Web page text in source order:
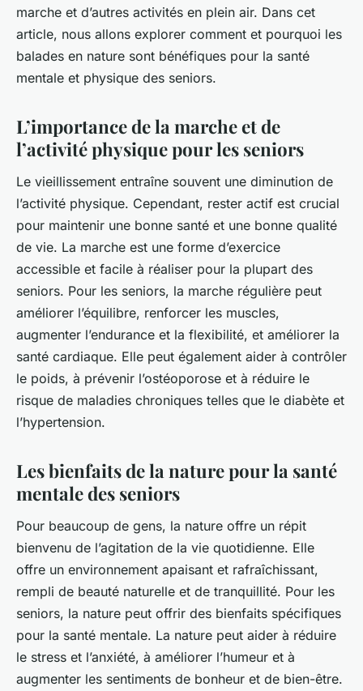
marche et d’autres activités en plein air. Dans cet
article, nous allons explorer comment et pourquoi les
balades en nature sont bénéfiques pour la santé
mentale et physique des seniors.
L’importance de la marche et de
l’activité physique pour les seniors
Le vieillissement entraîne souvent une diminution de
l’activité physique. Cependant, rester actif est crucial
pour maintenir une bonne santé et une bonne qualité
de vie. La marche est une forme d’exercice
accessible et facile à réaliser pour la plupart des
seniors. Pour les seniors, la marche régulière peut
améliorer l’équilibre, renforcer les muscles,
augmenter l’endurance et la flexibilité, et améliorer la
santé cardiaque. Elle peut également aider à contrôler
le poids, à prévenir l’ostéoporose et à réduire le
risque de maladies chroniques telles que le diabète et
l’hypertension.
Les bienfaits de la nature pour la santé
mentale des seniors
Pour beaucoup de gens, la nature offre un répit
bienvenu de l’agitation de la vie quotidienne. Elle
offre un environnement apaisant et rafraîchissant,
rempli de beauté naturelle et de tranquillité. Pour les
seniors, la nature peut offrir des bienfaits spécifiques
pour la santé mentale. La nature peut aider à réduire
le stress et l’anxiété, à améliorer l’humeur et à
augmenter les sentiments de bonheur et de bien-être.